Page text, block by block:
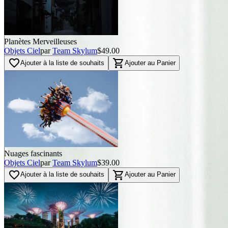
Planètes Merveilleuses
Objets Cielpar Team Skylum$49.00
favorite_borderAjouter à la liste de souhaits shopping_cart Ajouter au Panier
Nuages fascinants
Objets Cielpar Team Skylum$39.00
favorite_borderAjouter à la liste de souhaits shopping_cart Ajouter au Panier